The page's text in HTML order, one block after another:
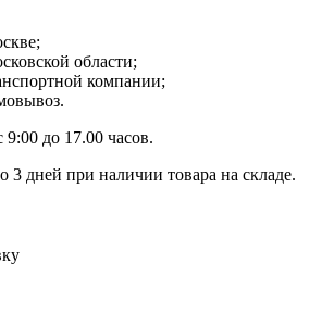
области;
компании;
9:00 до 17.00 часов.
3 дней при наличии товара на складе.